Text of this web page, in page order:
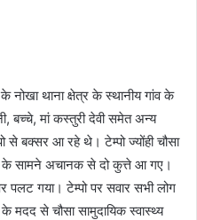
नोखा थाना क्षेत्र के स्थानीय गांव के
बच्चे, मां कस्तुरी देवी समेत अन्य
से बक्सर आ रहे थे। टेम्पो ज्योंही चौसा
के सामने अचानक से दो कुत्ते आ गए।
गया। टेम्पो पर सवार सभी लोग
मदद से चौसा सामुदायिक स्वास्थ्य